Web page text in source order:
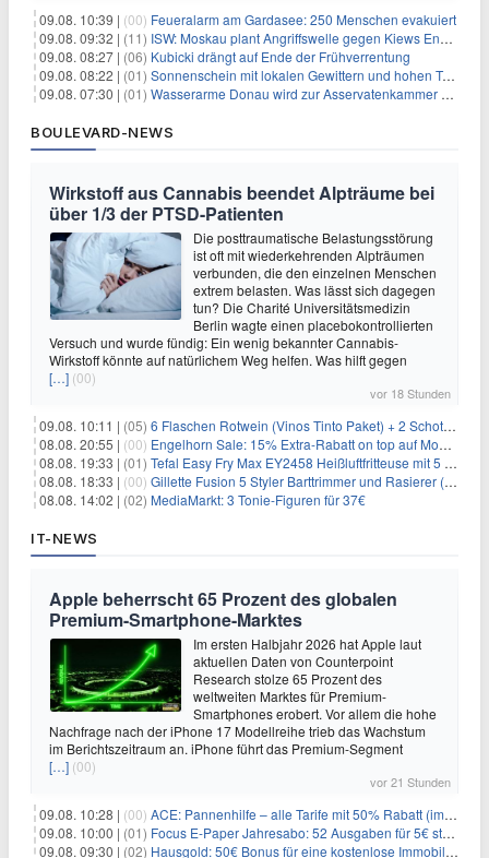
09.08. 10:39 | (00) Feueralarm am Gardasee: 250 Menschen evakuiert
09.08. 09:32 | (11) ISW: Moskau plant Angriffswelle gegen Kiews Energieinfrastruktur
09.08. 08:27 | (06) Kubicki drängt auf Ende der Frühverrentung
09.08. 08:22 | (01) Sonnenschein mit lokalen Gewittern und hohen Temperaturen
09.08. 07:30 | (01) Wasserarme Donau wird zur Asservatenkammer der Geschichte
BOULEVARD-NEWS
Wirkstoff aus Cannabis beendet Alpträume bei
über 1/3 der PTSD-Patienten
Die posttraumatische Belastungsstörung
ist oft mit wiederkehrenden Alpträumen
verbunden, die den einzelnen Menschen
extrem belasten. Was lässt sich dagegen
tun? Die Charité Universitätsmedizin
Berlin wagte einen placebokontrollierten
Versuch und wurde fündig: Ein wenig bekannter Cannabis-
Wirkstoff könnte auf natürlichem Weg helfen. Was hilft gegen
[…] (00)
vor 18 Stunden
09.08. 10:11 | (05) 6 Flaschen Rotwein (Vinos Tinto Paket) + 2 Schott Zwiesel Gläser für 25,99€ inkl. Versand
08.08. 20:55 | (00) Engelhorn Sale: 15% Extra-Rabatt on top auf Mode- und Sport-Artikel
08.08. 19:33 | (01) Tefal Easy Fry Max EY2458 Heißluftfritteuse mit 5 Litern für 64,99€
08.08. 18:33 | (00) Gillette Fusion 5 Styler Barttrimmer und Rasierer (All in One) für 16€
08.08. 14:02 | (02) MediaMarkt: 3 Tonie-Figuren für 37€
IT-NEWS
Apple beherrscht 65 Prozent des globalen
Premium-Smartphone-Marktes
Im ersten Halbjahr 2026 hat Apple laut
aktuellen Daten von Counterpoint
Research stolze 65 Prozent des
weltweiten Marktes für Premium-
Smartphones erobert. Vor allem die hohe
Nachfrage nach der iPhone 17 Modellreihe trieb das Wachstum
im Berichtszeitraum an. iPhone führt das Premium-Segment
[…] (00)
vor 21 Stunden
09.08. 10:28 | (00) ACE: Pannenhilfe – alle Tarife mit 50% Rabatt (im ersten Jahr)
09.08. 10:00 | (01) Focus E-Paper Jahresabo: 52 Ausgaben für 5€ statt 207,48€ – per Formular kündbar!
09.08. 09:30 | (02) Hausgold: 50€ Bonus für eine kostenlose Immobilienbewertung